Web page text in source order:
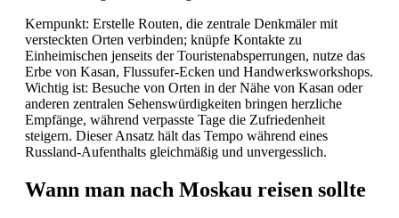
Kernpunkt: Erstelle Routen, die zentrale Denkmäler mit
versteckten Orten verbinden; knüpfe Kontakte zu
Einheimischen jenseits der Touristenabsperrungen, nutze das
Erbe von Kasan, Flussufer-Ecken und Handwerksworkshops.
Wichtig ist: Besuche von Orten in der Nähe von Kasan oder
anderen zentralen Sehenswürdigkeiten bringen herzliche
Empfänge, während verpasste Tage die Zufriedenheit
steigern. Dieser Ansatz hält das Tempo während eines
Russland-Aufenthalts gleichmäßig und unvergesslich.
Wann man nach Moskau reisen sollte